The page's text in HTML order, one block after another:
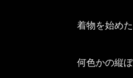
着物を始め
何色かの縦